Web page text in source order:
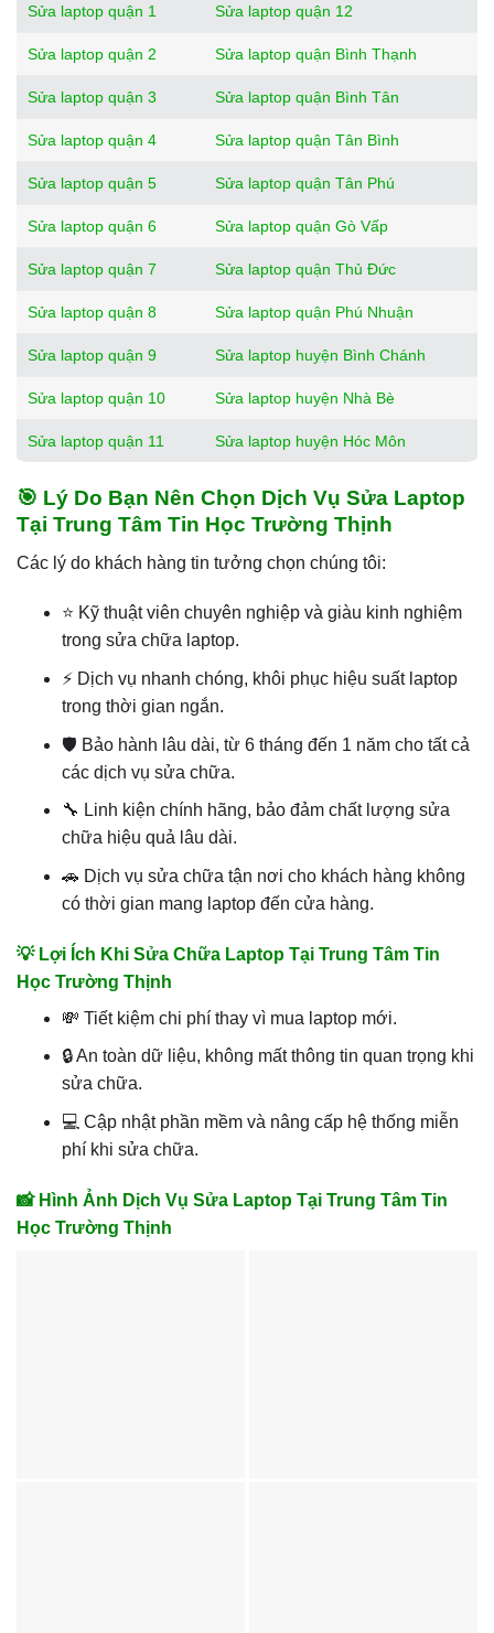
Sửa laptop quận 1 Sửa laptop quận 12
Sửa laptop quận 2 Sửa laptop quận Bình Thạnh
Sửa laptop quận 3 Sửa laptop quận Bình Tân
Sửa laptop quận 4 Sửa laptop quận Tân Bình
Sửa laptop quận 5 Sửa laptop quận Tân Phú
Sửa laptop quận 6 Sửa laptop quận Gò Vấp
Sửa laptop quận 7 Sửa laptop quận Thủ Đức
Sửa laptop quận 8 Sửa laptop quận Phú Nhuận
Sửa laptop quận 9 Sửa laptop huyện Bình Chánh
Sửa laptop quận 10 Sửa laptop huyện Nhà Bè
Sửa laptop quận 11 Sửa laptop huyện Hóc Môn
🎯 Lý Do Bạn Nên Chọn Dịch Vụ Sửa Laptop
Tại Trung Tâm Tin Học Trường Thịnh
Các lý do khách hàng tin tưởng chọn chúng tôi:
⭐ Kỹ thuật viên chuyên nghiệp và giàu kinh nghiệm
trong sửa chữa laptop.
⚡ Dịch vụ nhanh chóng, khôi phục hiệu suất laptop
trong thời gian ngắn.
🛡️ Bảo hành lâu dài, từ 6 tháng đến 1 năm cho tất cả
các dịch vụ sửa chữa.
🔧 Linh kiện chính hãng, bảo đảm chất lượng sửa
chữa hiệu quả lâu dài.
🚗 Dịch vụ sửa chữa tận nơi cho khách hàng không
có thời gian mang laptop đến cửa hàng.
💡 Lợi Ích Khi Sửa Chữa Laptop Tại Trung Tâm Tin
Học Trường Thịnh
💸 Tiết kiệm chi phí thay vì mua laptop mới.
🔒 An toàn dữ liệu, không mất thông tin quan trọng khi
sửa chữa.
💻 Cập nhật phần mềm và nâng cấp hệ thống miễn
phí khi sửa chữa.
📸 Hình Ảnh Dịch Vụ Sửa Laptop Tại Trung Tâm Tin
Học Trường Thịnh